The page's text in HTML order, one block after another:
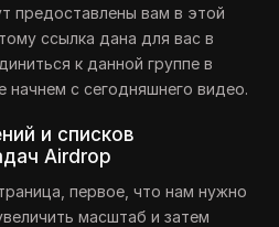
предоставлены вам в этой
ссылка дана для вас в
к данной группе в
начнем с сегодняшнего видео.
и списков
Airdrop
первое, что нам нужно
масштаб и затем